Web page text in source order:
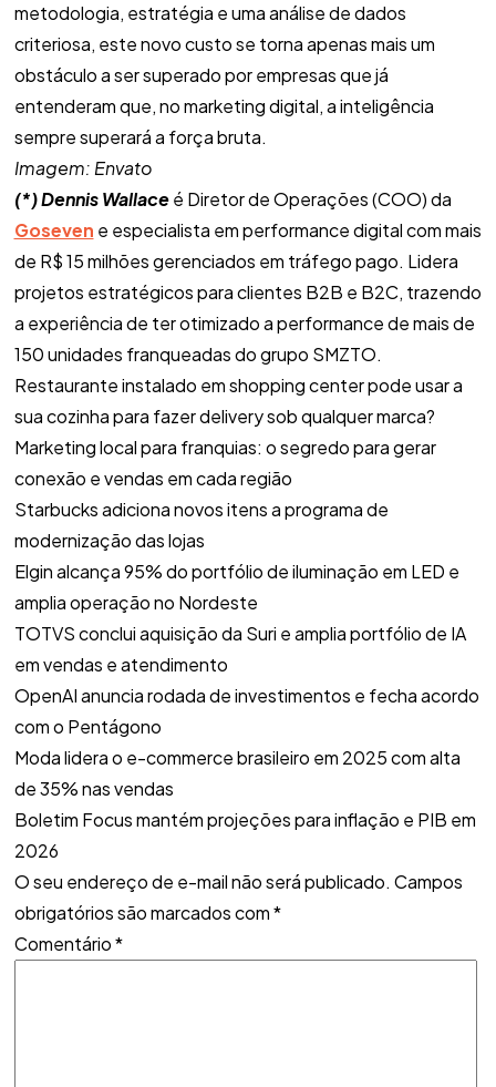
metodologia, estratégia e uma análise de dados
criteriosa, este novo custo se torna apenas mais um
obstáculo a ser superado por empresas que já
entenderam que, no marketing digital, a inteligência
sempre superará a força bruta.
Imagem: Envato
(*) Dennis Wallaceé Diretor de Operações (COO) da
Goseven e especialista em performance digital com mais
de R$ 15 milhões gerenciados em tráfego pago. Lidera
projetos estratégicos para clientes B2B e B2C, trazendo
a experiência de ter otimizado a performance de mais de
150 unidades franqueadas do grupo SMZTO.
Restaurante instalado em shopping center pode usar a
sua cozinha para fazer delivery sob qualquer marca?
Marketing local para franquias: o segredo para gerar
conexão e vendas em cada região
Starbucks adiciona novos itens a programa de
modernização das lojas
Elgin alcança 95% do portfólio de iluminação em LED e
amplia operação no Nordeste
TOTVS conclui aquisição da Suri e amplia portfólio de IA
em vendas e atendimento
OpenAI anuncia rodada de investimentos e fecha acordo
com o Pentágono
Moda lidera o e-commerce brasileiro em 2025 com alta
de 35% nas vendas
Boletim Focus mantém projeções para inflação e PIB em
2026
O seu endereço de e-mail não será publicado. Campos
obrigatórios são marcados com*
Comentário*